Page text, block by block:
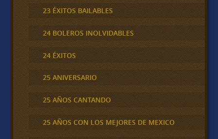
23 ÉXITOS BAILABLES
24 BOLEROS INOLVIDABLES
24 ÉXITOS
25 ANIVERSARIO
25 AÑOS CANTANDO
25 AÑOS CON LOS MEJORES DE MEXICO